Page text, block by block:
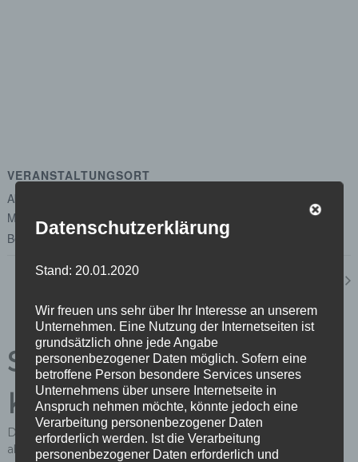
VERANSTALTUNGSORT
Abgeordnetenhaus von Berlin
Margot-Friedländer-Platz
Berlin , Berlin 10117 Google Karte anzeigen
Schreibe einen
Kommentar
Du musst angemeldet
sein, um einen Kommentar
abzugeben.
Datenschutzerklärung
Stand: 20.01.2020
Wir freuen uns sehr über Ihr Interesse an unserem
Unternehmen. Eine Nutzung der Internetseiten ist
grundsätzlich ohne jede Angabe
personenbezogener Daten möglich. Sofern eine
betroffene Person besondere Services unseres
Unternehmens über unsere Internetseite in
Anspruch nehmen möchte, könnte jedoch eine
Verarbeitung personenbezogener Daten
erforderlich werden. Ist die Verarbeitung
personenbezogener Daten erforderlich und